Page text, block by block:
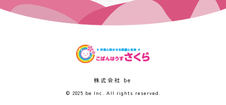
株式会社 be
© 2025 be Inc. All rights reserved.